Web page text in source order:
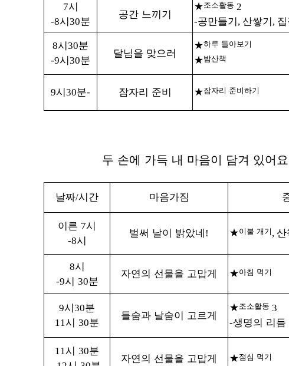
7시
-8시30분
공간 느끼기
★조소활동 2
-공만들기, 산쌓기,
8시30분
-9시30분
달님을 맞으러
★하루 돌아보기
★밤산책
9시30분- 잠자리 준비 ★잠자리 준비하기
두 손에 가득 내 마음이 담겨 있어요
날짜/시간 마음가짐
이른 7시
-8시
벌써 날이 밝았네 ! ★이불 개기 , 산
8시
-9시 30분
자연의 선물을 고맙게 ★아침 먹기
9시30분
11시 30분
들숨과 날숨이 고르게
★조소활동 3
-생명의 리듬
11시 30분
자연의 선물을 고맙게 ★점심 먹기